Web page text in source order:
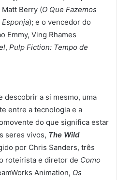
Matt Berry (O Que Fazemos
Esponja); e o vencedor do
Emmy, Ving Rhames
, Pulp Fiction: Tempo de
descobrir a si mesmo, uma
entre a tecnologia e a
do que significa estar
seres vivos, The Wild
por Chris Sanders, três
roteirista e diretor de Como
Animation, Os